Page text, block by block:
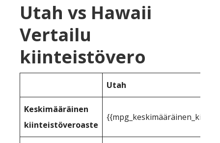
Utah vs Hawaii
Vertailu
kiinteistövero
Utah
Keskimääräinen
kiinteistöveroaste